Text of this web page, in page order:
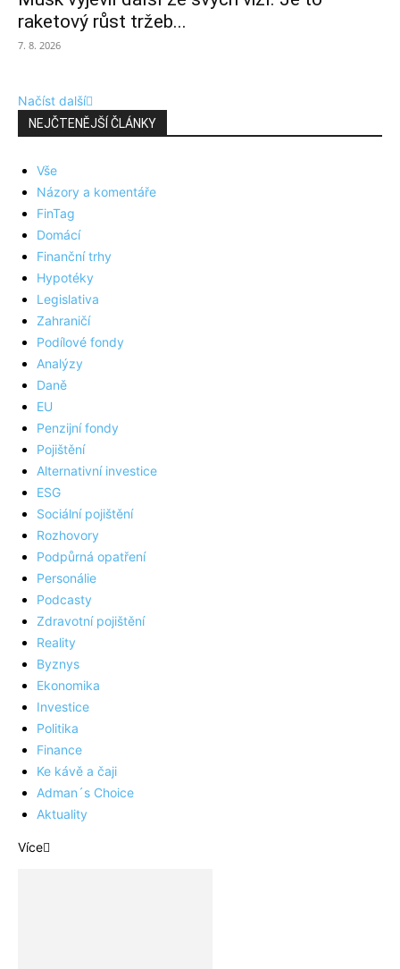
raketový růst tržeb...
7. 8. 2026
Načíst další
NEJČTENĚJŠÍ ČLÁNKY
Vše
Názory a komentáře
FinTag
Domácí
Finanční trhy
Hypotéky
Legislativa
Zahraničí
Podílové fondy
Analýzy
Daně
EU
Penzijní fondy
Pojištění
Alternativní investice
ESG
Sociální pojištění
Rozhovory
Podpůrná opatření
Personálie
Podcasty
Zdravotní pojištění
Reality
Byznys
Ekonomika
Investice
Politika
Finance
Ke kávě a čaji
Adman´s Choice
Aktuality
Více